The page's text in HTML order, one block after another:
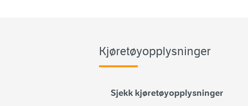
Kjøretøyopplysninger
Sjekk kjøretøyopplysninger